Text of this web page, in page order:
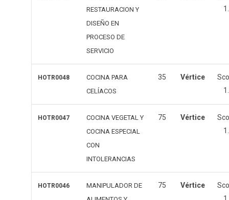
RESTAURACION Y
DISEÑO EN
PROCESO DE
SERVICIO
HOTR0048
COCINA PARA
CELÍACOS
35 Vértice
HOTR0047
COCINA VEGETAL Y
COCINA ESPECIAL
CON
INTOLERANCIAS
75 Vértice
HOTR0046
MANIPULADOR DE
75 Vértice